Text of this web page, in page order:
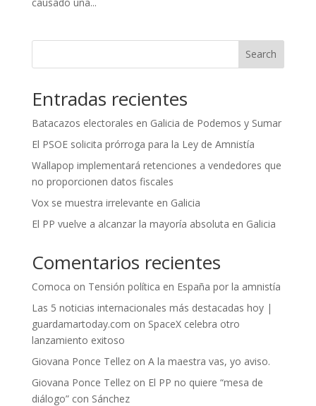
Search
Entradas recientes
Batacazos electorales en Galicia de Podemos y Sumar
El PSOE solicita prórroga para la Ley de Amnistía
Wallapop implementará retenciones a vendedores que
no proporcionen datos fiscales
Vox se muestra irrelevante en Galicia
El PP vuelve a alcanzar la mayoría absoluta en Galicia
Comentarios recientes
Comoca on Tensión política en España por la amnistía
Las 5 noticias internacionales más destacadas hoy |
guardamartoday.com on SpaceX celebra otro
lanzamiento exitoso
Giovana Ponce Tellezon A la maestra vas, yo aviso.
Giovana Ponce Tellezon El PP no quiere “mesa de
diálogo” con Sánchez